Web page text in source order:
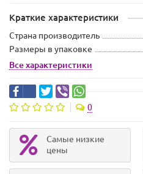
Краткие характеристики
Страна производитель
Размеры в упаковке
Все характеристики
0
Самые низкие
цены